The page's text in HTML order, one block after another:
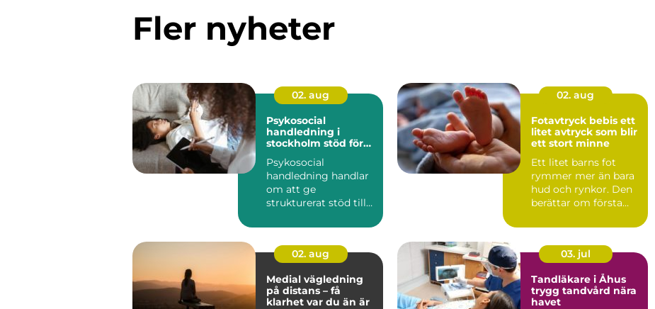
Fler nyheter
02. aug
Psykosocial
handledning i
stockholm stöd för
Psykosocial
handledning handlar
om att ge
strukturerat stöd till
arbete möter a...
02. aug
Fotavtryck bebis ett
litet avtryck som blir
ett stort minne
Ett litet barns fot
rymmer mer än bara
hud och rynkor. Den
berättar om första
tryggh...
02. aug
Medial vägledning
på distans – få
klarhet var du än är
03. jul
Tandläkare i Åhus
trygg tandvård nära
havet